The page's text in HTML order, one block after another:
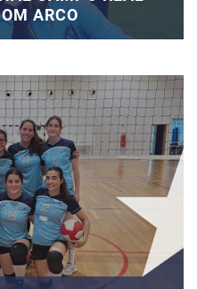
ARCO